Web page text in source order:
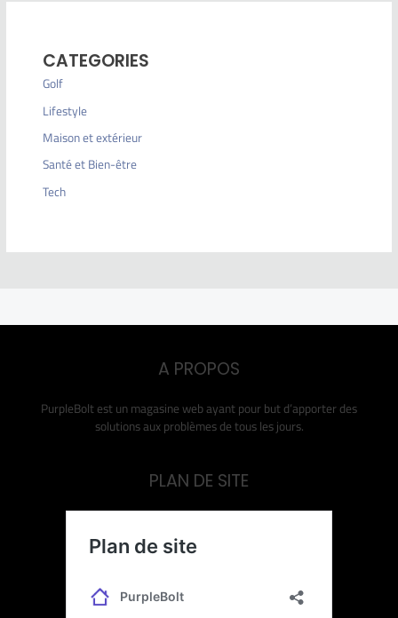
CATEGORIES
Golf
Lifestyle
Maison et extérieur
Santé et Bien-être
Tech
A PROPOS
PurpleBolt est un magasine web ayant pour but d’apporter des
solutions aux problèmes de tous les jours.
PLAN DE SITE